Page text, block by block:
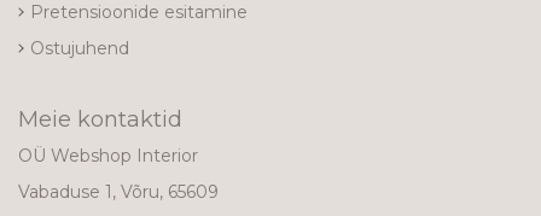
Pretensioonide esitamine
Ostujuhend
Meie kontaktid
OÜ Webshop Interior
Vabaduse 1, Võru, 65609